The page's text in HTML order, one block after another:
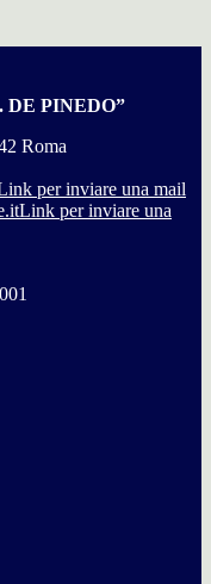
DE PINEDO”
Roma
per inviare una mail
Link per inviare una